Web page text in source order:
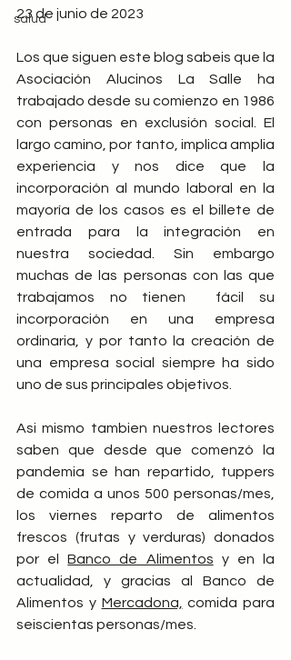
salud
23 de junio de 2023
Los que siguen este blog sabeis que la
Asociación Alucinos La Salle ha
trabajado desde su comienzo en 1986
con personas en exclusión social. El
largo camino, por tanto, implica amplia
experiencia y nos dice que la
incorporación al mundo laboral en la
mayoría de los casos es el billete de
entrada para la integración en
nuestra sociedad. Sin embargo
muchas de las personas con las que
trabajamos no tienen  fácil su
incorporación en una empresa
ordinaria, y por tanto la creación de
una empresa social siempre ha sido
uno de sus principales objetivos.
Asi mismo tambien nuestros lectores
saben que desde que comenzó la
pandemia se han repartido, tuppers
de comida a unos 500 personas/mes,
los viernes reparto de alimentos
frescos (frutas y verduras) donados
por el Banco de Alimentos y en la
actualidad, y gracias al Banco de
Alimentos y Mercadona,
comida para
seiscientas personas/mes.